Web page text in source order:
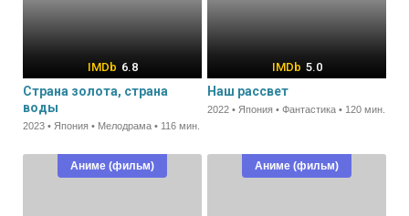
6.8
Страна золота, страна
воды
2023 • Япония • Мелодрама • 116 мин.
5.0
Наш рассвет
2022 • Япония • Фантастика • 120 мин.
Аниме (фильм) Аниме (фильм)